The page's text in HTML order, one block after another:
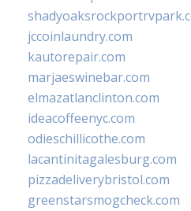
jccoinlaundry.com
kautorepair.com
marjaeswinebar.com
elmazatlanclinton.com
ideacoffeenyc.com
odieschillicothe.com
lacantinitagalesburg.com
pizzadeliverybristol.com
greenstarsmogcheck.com